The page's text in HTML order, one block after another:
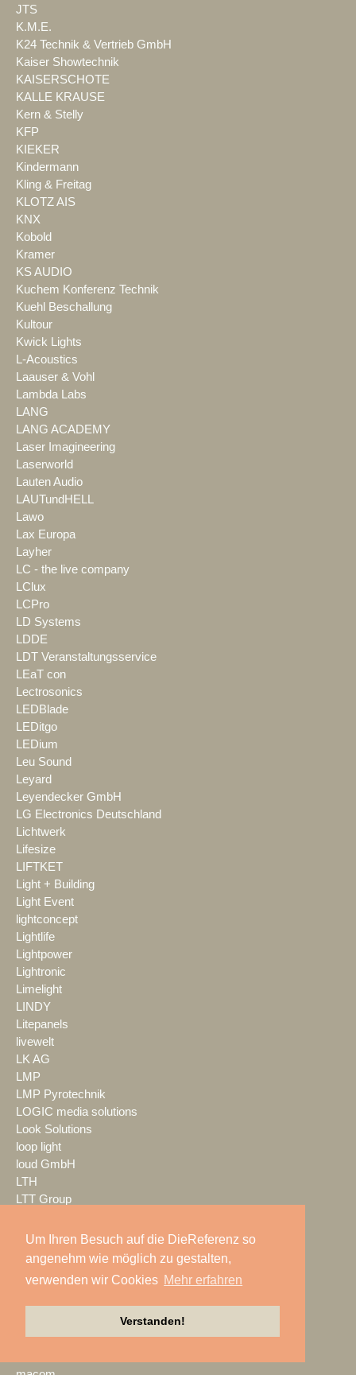
Um Ihren Besuch auf die DieReferenz so
angenehm wie möglich zu gestalten,
verwenden wir Cookies Mehr erfahren
Verstanden!
JTS
K.M.E.
K24 Technik & Vertrieb GmbH
Kaiser Showtechnik
KAISERSCHOTE
KALLE KRAUSE
Kern & Stelly
KFP
KIEKER
Kindermann
Kling & Freitag
KLOTZ AIS
KNX
Kobold
Kramer
KS AUDIO
Kuchem Konferenz Technik
Kuehl Beschallung
Kultour
Kwick Lights
L-Acoustics
Laauser & Vohl
Lambda Labs
LANG
LANG ACADEMY
Laser Imagineering
Laserworld
Lauten Audio
LAUTundHELL
Lawo
Lax Europa
Layher
LC - the live company
LClux
LCPro
LD Systems
LDDE
LDT Veranstaltungsservice
LEaT con
Lectrosonics
LEDBlade
LEDitgo
LEDium
Leu Sound
Leyard
Leyendecker GmbH
LG Electronics Deutschland
Lichtwerk
Lifesize
LIFTKET
Light + Building
Light Event
lightconcept
Lightlife
Lightpower
Lightronic
Limelight
LINDY
Litepanels
livewelt
LK AG
LMP
LMP Pyrotechnik
LOGIC media solutions
Look Solutions
loop light
loud GmbH
LTH
LTT Group
Lupax
LYNX Media Systems
m.i.b
MA Lighting
Mach Audio